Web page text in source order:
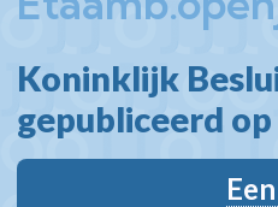
Koninklijk
gepubliceerd op